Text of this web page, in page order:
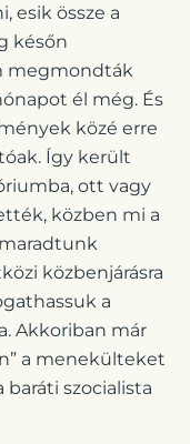
esik össze a
későn
megmondták
él még. És
közé erre
Így került
ott vagy
közben mi a
közbenjárásra
a
Akkoriban már
a menekülteket
baráti szocialista